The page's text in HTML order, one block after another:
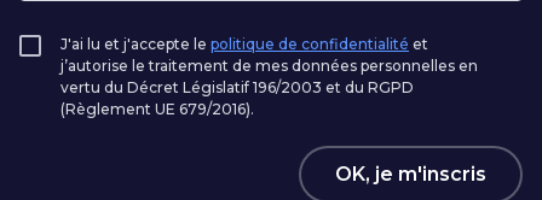
J'ai lu et j'accepte le politique de confidentialité et
j’autorise le traitement de mes données personnelles en
vertu du Décret Législatif 196/2003 et du RGPD
(Règlement UE 679/2016).
OK, je m'inscris